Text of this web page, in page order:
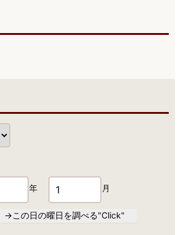
年 月
→この日の曜日を調べる"Click"